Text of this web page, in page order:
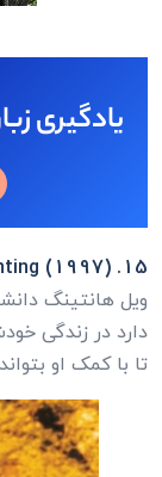
یادگیری
15. Good Will Hunting (1997)
ویل هانتینگ
دارد در زندگی
تا با کمک او